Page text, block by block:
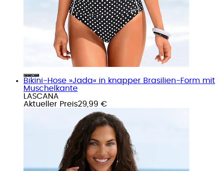
Bikini-Hose »Jada« in knapper Brasilien-Form mit
Muschelkante
LASCANA
Aktueller Preis29,99 €